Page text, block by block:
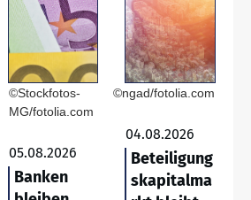
©Stockfotos-
MG/fotolia.com
05.08.2026
Banken
©ngad/fotolia.com
04.08.2026
Beteiligung
skapitalma